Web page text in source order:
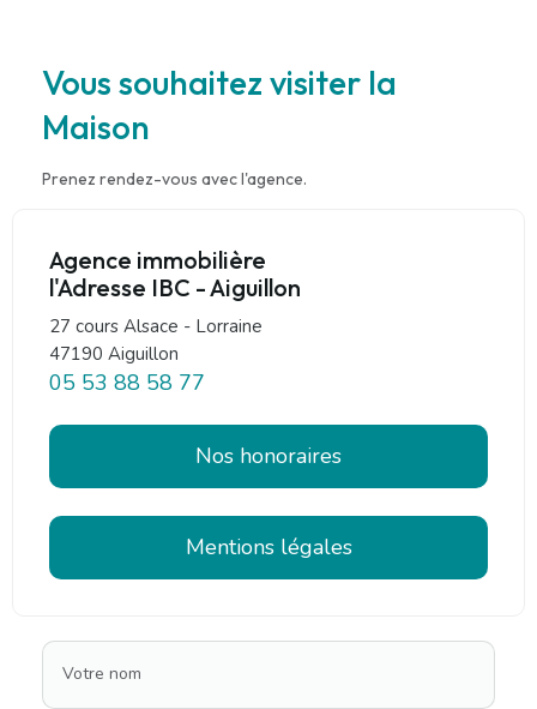
Vous souhaitez visiter la
Maison
Prenez rendez-vous avec l'agence.
Agence immobilière
l'Adresse IBC - Aiguillon
27 cours Alsace - Lorraine
47190 Aiguillon
05 53 88 58 77
Nos honoraires
Mentions légales
Votre nom